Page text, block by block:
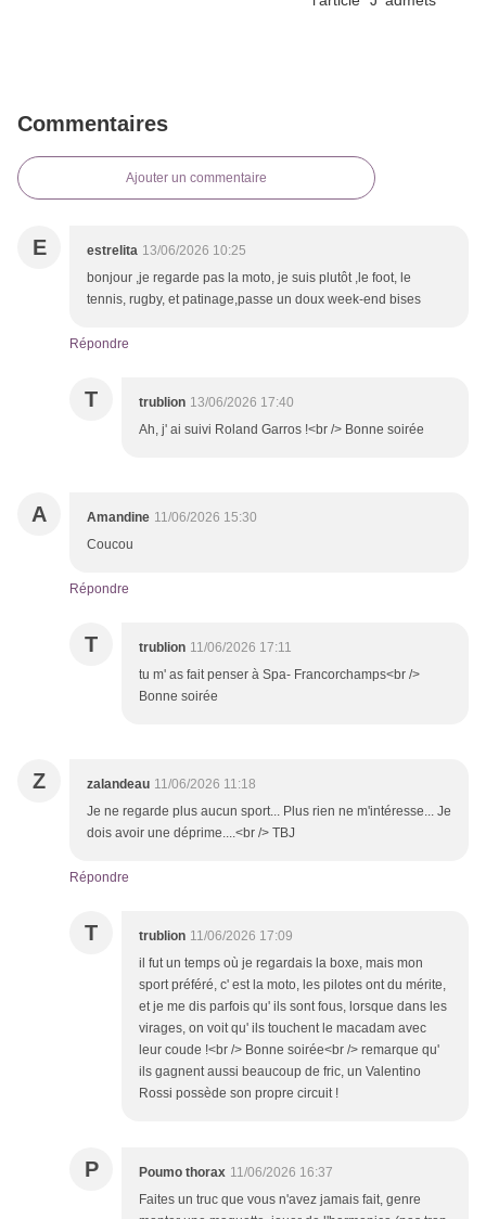
Commentaires
Ajouter un commentaire
E estrelita 13/06/2026 10:25
bonjour ,je regarde pas la moto, je suis plutôt ,le foot, le
tennis, rugby, et patinage,passe un doux week-end bises
Répondre
T trublion 13/06/2026 17:40
Ah, j' ai suivi Roland Garros !<br /> Bonne soirée
A Amandine 11/06/2026 15:30
Coucou
Répondre
T trublion 11/06/2026 17:11
tu m' as fait penser à Spa- Francorchamps<br />
Bonne soirée
Z zalandeau 11/06/2026 11:18
Je ne regarde plus aucun sport... Plus rien ne m'intéresse... Je
dois avoir une déprime....<br /> TBJ
Répondre
T trublion 11/06/2026 17:09
il fut un temps où je regardais la boxe, mais mon
sport préféré, c' est la moto, les pilotes ont du mérite,
et je me dis parfois qu' ils sont fous, lorsque dans les
virages, on voit qu' ils touchent le macadam avec
leur coude !<br /> Bonne soirée<br /> remarque qu'
ils gagnent aussi beaucoup de fric, un Valentino
Rossi possède son propre circuit !
P Poumo thorax 11/06/2026 16:37
Faites un truc que vous n'avez jamais fait, genre